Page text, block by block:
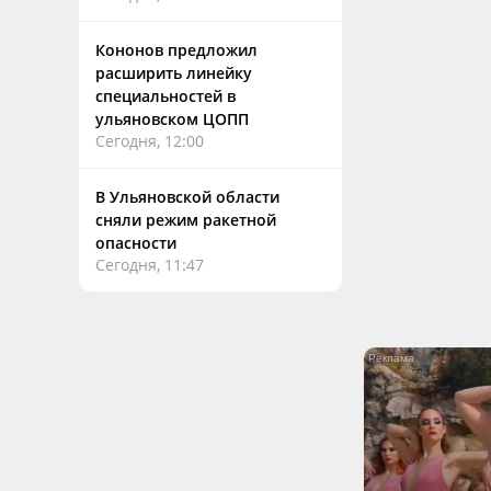
Кононов предложил
расширить линейку
специальностей в
ульяновском ЦОПП
Сегодня, 12:00
В Ульяновской области
сняли режим ракетной
опасности
Сегодня, 11:47